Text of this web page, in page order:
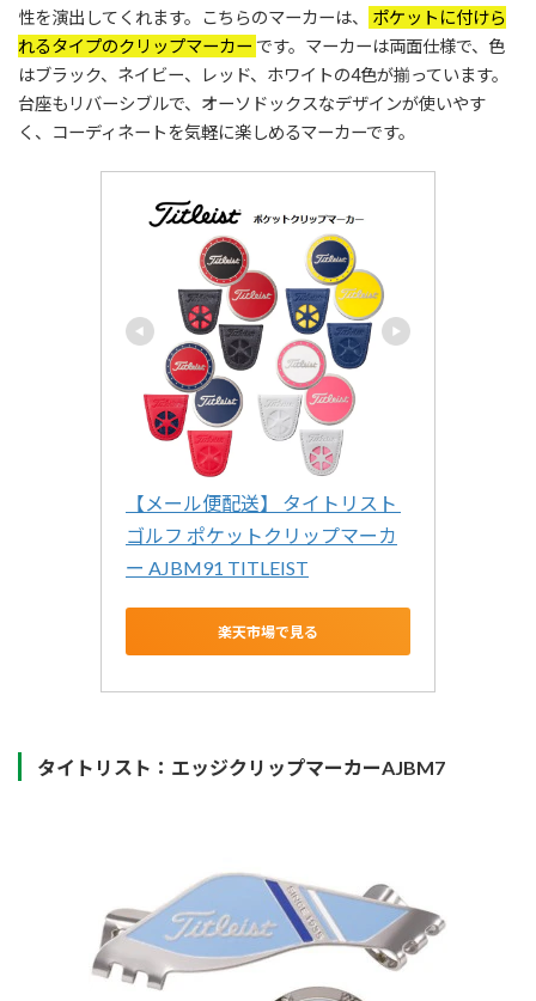
性を演出してくれます。こちらのマーカーは、
ポケットに付けら
れるタイプのクリップマーカー です。マーカーは両面仕様で、色
はブラック、ネイビー、レッド、ホワイトの4色が揃っています。
台座もリバーシブルで、オーソドックスなデザインが使いやす
く、コーディネートを気軽に楽しめるマーカーです。
【メール便配送】 タイトリスト
ゴルフ ポケットクリップマーカ
ー AJBM91 TITLEIST
楽天市場で見る
タイトリスト：エッジクリップマーカーAJBM7